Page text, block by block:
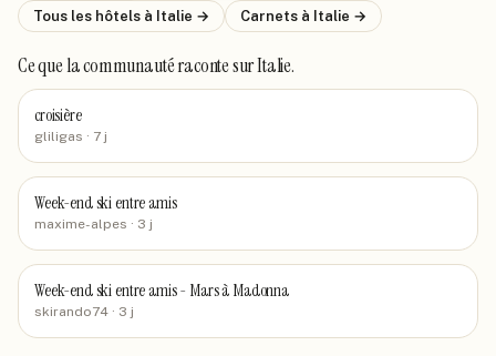
Tous les hôtels à Italie → Carnets à Italie →
Ce que la communauté racontesur Italie.
croisière
gliligas · 7 j
Week-end ski entre amis
maxime-alpes · 3 j
Week-end ski entre amis - Mars à Madonna
skirando74 · 3 j